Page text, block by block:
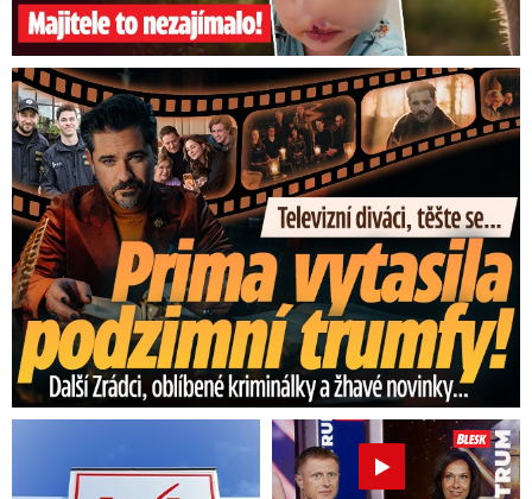
Prima vytasila podzimní trumfy! Další Zrádci a žhavé novinky